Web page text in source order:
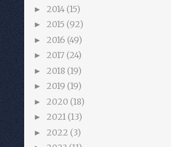
► 2014(15)
► 2015 (92)
► 2016 (49)
► 2017 (24)
► 2018 (19)
► 2019 (19)
► 2020 (18)
► 2021(13)
► 2022 (3)